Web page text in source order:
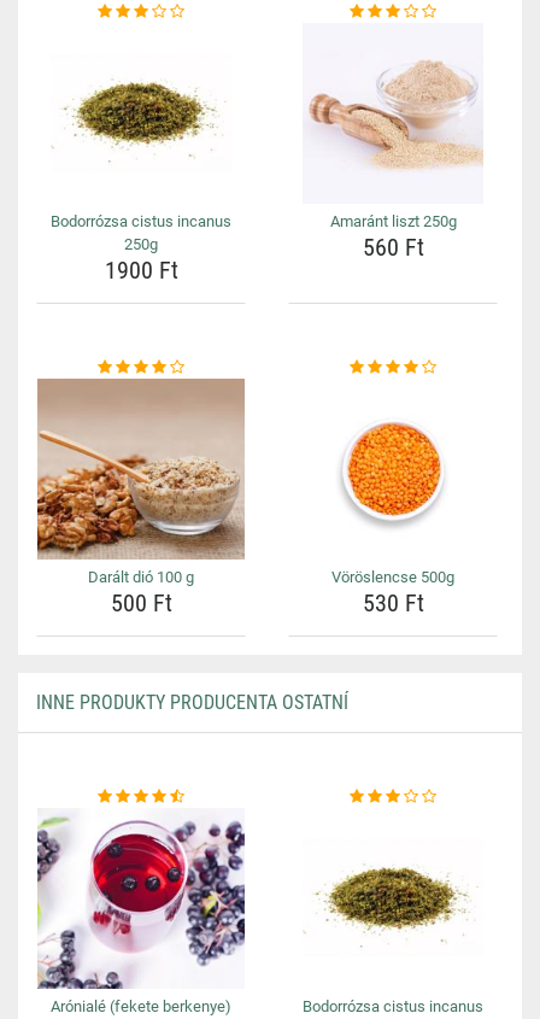
Bodorrózsa cistus incanus
250g
1900 Ft
Amaránt liszt 250g
560 Ft
Darált dió 100 g
500 Ft
Vöröslencse 500g
530 Ft
INNE PRODUKTY PRODUCENTA OSTATNÍ
Arónialé (fekete berkenye)
Bodorrózsa cistus incanus